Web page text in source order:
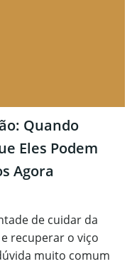
Quando
Eles Podem
Agora
de cuidar da
recuperar o viço
muito comum